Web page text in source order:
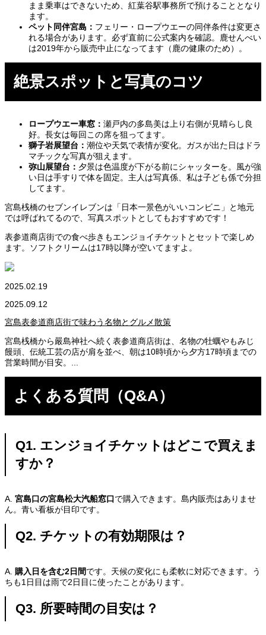
まま乗車はできないため、紅葉谷駅事務所で預けることとなり
ます。
ペット同伴宮島： フェリー・ロープウエーの同伴条件は変更さ
れる場合があります。必ず直前に公式案内を確認。鹿せんべい
は2019年から販売中止になってます（鹿の健康のため）。
絶景スポットと写真のコツ
ロープウエー車窓： 瀬戸内の多島美は上り右側が見晴らし良
好。長女は毎回この席を狙ってます。
獅子岩展望台： 潮位や天気で表情が変化。ガスが出た日はドラ
マチックな写真が狙えます。
弥山展望台： 夕景は色温度が下がる前にシャッターを。風が強
い日は手すりで体を固定。主人は写真係、私は子ども係で分担
してます。
宮島桟橋のセブンイレブンは「日本一景色がいいコンビニ」と地元
では呼ばれてるので、写真スポットとしてもおすすめです！
表参道商店街での食べ歩きもエンジョイチケットとセットで楽しめ
ます。ソフトクリームは17時以降が空いてますよ。
2025.02.19
2025.09.12
宮島表参道商店街で味わう名物とグルメ散策
宮島桟橋から嚴島神社へ続く表参道商店街は、名物の牡蠣やもみじ
饅頭、伝統工芸の店が肩を並べ、朝は10時頃から夕方17時頃までの
営業時間が目安。...
よくある質問（Q&A）
Q1. エンジョイチケットはどこで買えま
すか？
A. 宮島口の宮島松大汽船窓口で購入できます。島内販売はありませ
ん。青い看板が目印です。
Q2. チケットの有効期限は？
A. 購入日を含む2日間です。天候の変化にも柔軟に対応できます。う
ちも1日目は雨で2日目に使ったことがあります。
Q3. 所要時間の目安は？